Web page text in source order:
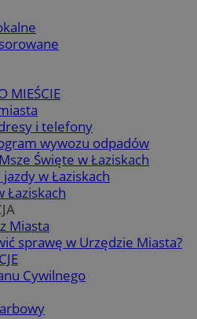
MIEŚCIE
i telefony
wywozu odpadów
Święte w Łaziskach
jazdy w Łaziskach
Łaziskach
Miasta
sprawę w Urzędzie Miasta?
Cywilnego